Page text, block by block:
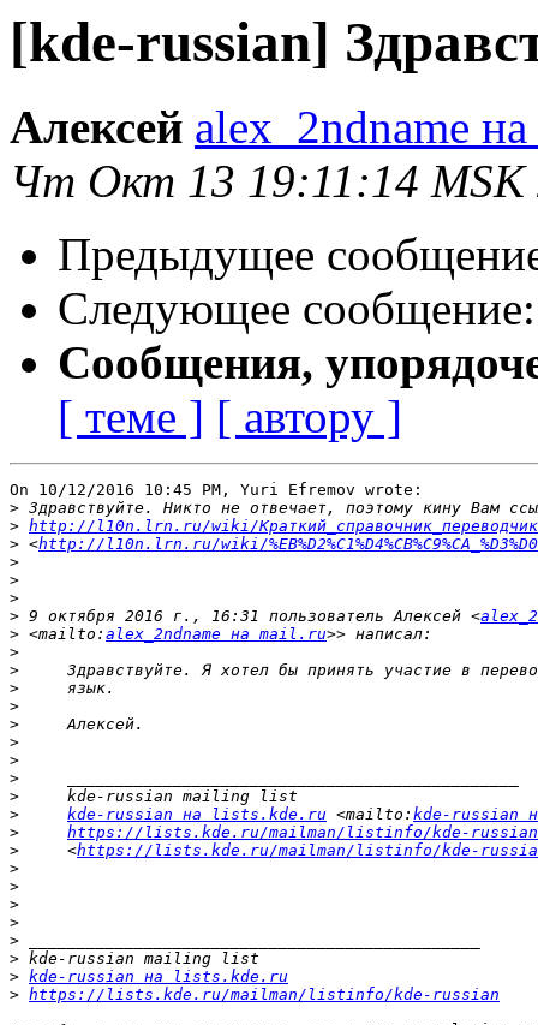
[kde-russian]
Алексей alex_2ndname
Чт Окт 13 19:11:14 MSK
Предыдущее
Следующее
Сообщения,
[ теме ] [ автору ]
On 10/12/2016 10:45 PM, Yuri Efremov wrote:
>
> http://l10n.lrn.ru/wiki/
> <http://l10n.lrn.ru/wiki/
>
>
>
> 9 октября 2016 г., 16:31 пользователь Алексей <
> <mailto: alex_2ndname на mail.ru
>
>
>
>
>
>
>
>
>
>
kde-russian на lists.kde.ru <mailto: kde-russian
>
https://lists.kde.ru/mailman/listinfo/kde-russian
>
     <
https://lists.kde.ru/mailman/listinfo/kde-
>
>
>
>
>
>
> kde-russian на lists.kde.ru
> https://lists.kde.ru/mailman/listinfo/kde-russian